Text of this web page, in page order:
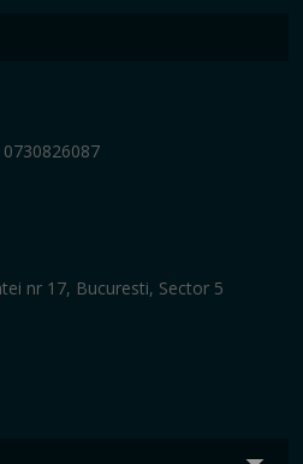
nr 17, Bucuresti, Sector 5